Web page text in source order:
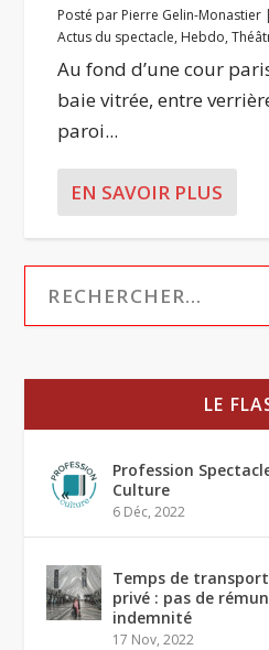
Posté par Pierre Gelin-Monastier |
Actus du spectacle, Hebdo,
Au fond d’une cour
baie vitrée, entre
paroi...
EN SAVOIR PLUS
LE
Profession
Culture
6 Déc, 2022
Temps de
privé : pas de
indemnité
17 Nov, 2022